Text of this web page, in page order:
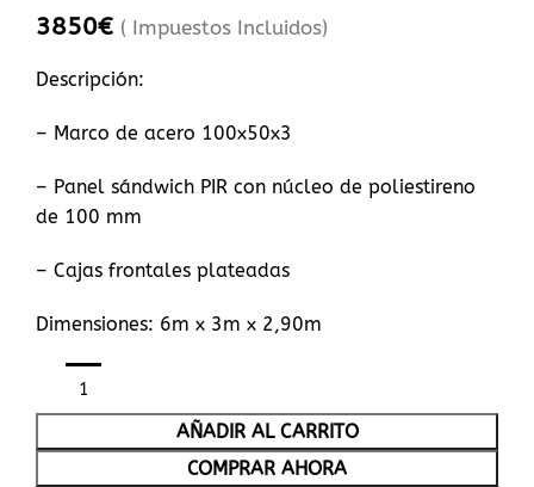
3850€ ( Impuestos Incluidos)
Descripción:
– Marco de acero 100x50x3
– Panel sándwich PIR con núcleo de poliestireno
de 100 mm
– Cajas frontales plateadas
Dimensiones: 6m x 3m x 2,90m
AÑADIR AL CARRITO
COMPRAR AHORA